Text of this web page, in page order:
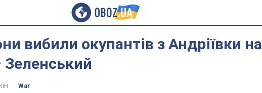
вибили окупантів з Андріївки на
War